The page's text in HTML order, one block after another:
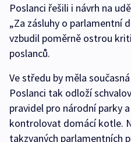
Poslanci řešili i návrh na
„Za zásluhy o parlamentní
vzbudil poměrně ostrou
poslanců.
Ve středu by měla
Poslanci tak odloží
pravidel pro národní parky
kontrolovat domácí kotle.
takzvaných parlamentních